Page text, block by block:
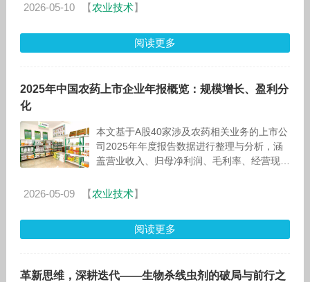
展战略规划等情况，并就有关
2026-05-10 【农业技术】
阅读更多
2025年中国农药上市企业年报概览：规模增长、盈利分
化
本文基于A股40家涉及农药相关业务的上市公
司2025年年度报告数据进行整理与分析，涵
盖营业收入、归母净利润、毛利率、经营现金
是，文中所有数据均来源于公司（集
2026-05-09 【农业技术】
阅读更多
革新思维，深耕迭代——生物杀线虫剂的破局与前行之